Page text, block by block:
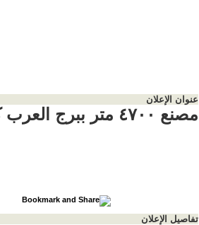
عنوان الإعلان
مصنع ٤٧٠٠ متر ببرج العرب كهرباء نصف ميجا
تفاصيل الإعلان